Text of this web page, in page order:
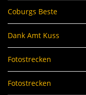
Coburgs Beste
Dank Amt Kuss
Fotostrecken
Fotostrecken